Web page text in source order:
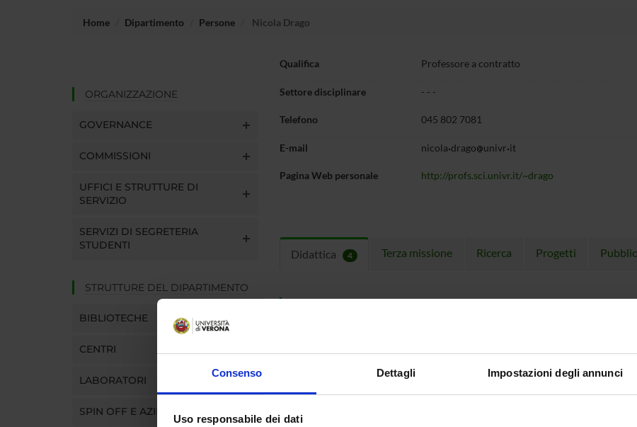
Consenso Dettagli Impostazioni degli annunci
Uso responsabile dei dati
Home Dipartimento Persone Nicola Drago
ORGANIZZAZIONE
GOVERNANCE
COMMISSIONI
UFFICI E STRUTTURE DI
SERVIZIO
SERVIZI DI SEGRETERIA
STUDENTI
STRUTTURE DEL DIPARTIMENTO
BIBLIOTECHE
CENTRI
LABORATORI
SPIN OFF E AZIENDE
Qualifica Professore a contratto
Settore disciplinare - - -
Telefono 045 802 7081
E-mail nicola drago univr it
Pagina Web personale http://profs.sci.univr.it/~drago
Didattica 4 Terza missione Ricerca Progetti
CORSO